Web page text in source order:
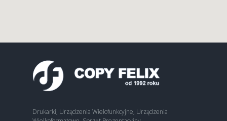
Drukarki, Urządzenia Wielofunkcyjne, Urządzenia